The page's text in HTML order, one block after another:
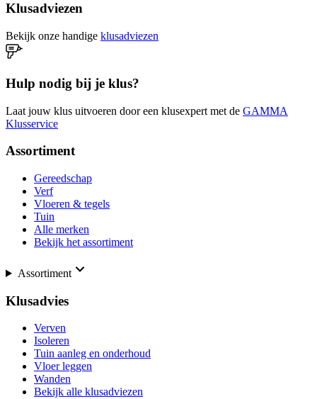
Klusadviezen
Bekijk onze handige klusadviezen
Hulp nodig bij je klus?
Laat jouw klus uitvoeren door een klusexpert met de GAMMA
Klusservice
Assortiment
Gereedschap
Verf
Vloeren & tegels
Tuin
Alle merken
Bekijk het assortiment
Assortiment
Klusadvies
Verven
Isoleren
Tuin aanleg en onderhoud
Vloer leggen
Wanden
Bekijk alle klusadviezen